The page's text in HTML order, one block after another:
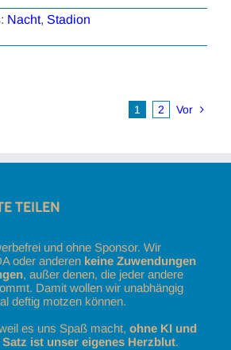
Nacht, Stadion
1 2 Vor
TEILEN
und ohne Sponsor. Wir
oder anderen keine Zuwendungen
, außer denen, die jeder andere
Damit wollen wir unabhängig
deftig motzen können.
es uns Spaß macht, ohne KI und
ist unser eigenes Herzblut.